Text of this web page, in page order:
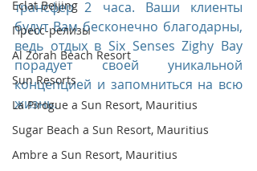
Eclat Beijing
Пресс-релизы
Al Zorah Beach Resort
Sun Resorts
La Pirogue a Sun Resort, Mauritius
Sugar Beach a Sun Resort, Mauritius
Ambre a Sun Resort, Mauritius
трансфер 2 часа. Ваши клиенты
будут Вам бесконечно благодарны,
ведь отдых в Six Senses Zighy Bay
порадует своей уникальной
концепцией и запомниться на всю
жизнь.